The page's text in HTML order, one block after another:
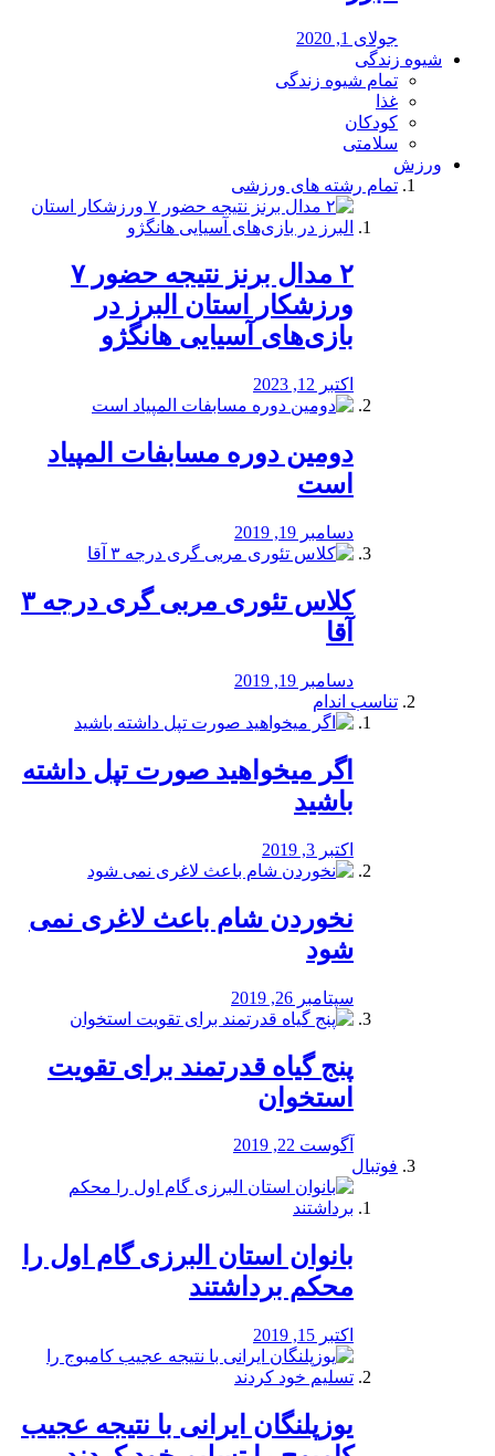
جولای 1, 2020
شیوه زندگی
تمام شیوه زندگی
غذا
کودکان
سلامتی
ورزش
تمام رشته های ورزشی
۲ مدال برنز نتیجه حضور ۷
ورزشکار استان البرز در
بازی‌های آسیایی هانگژو
اکتبر 12, 2023
دومین دوره مسابفات المپیاد
است
دسامبر 19, 2019
کلاس تئوری مربی گری درجه ۳
آقا
دسامبر 19, 2019
تناسب اندام
اگر میخواهید صورت تپل داشته
باشید
اکتبر 3, 2019
نخوردن شام باعث لاغری نمی
‌شود
سپتامبر 26, 2019
پنج گیاه قدرتمند برای تقویت
استخوان
آگوست 22, 2019
فوتبال
بانوان استان البرزی گام اول را
محكم برداشتند
اکتبر 15, 2019
یوزپلنگان ایرانی با نتیجه عجیب